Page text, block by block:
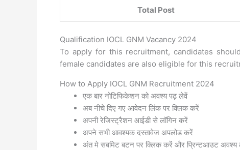
Total Post
Qualification IOCL GNM Vacancy 2024
To apply for this recruitment, candidates
female candidates are also eligible for this
How to Apply IOCL GNM Recruitment 2024
एक बार नोटिफिकेशन को अवश्य पढ़ लेवें
अब नीचे दिए गए आवेदन लिंक पर क्लिक करें
अपनी रेजिस्ट्रैशन आईडी से लॉगिन करें
अपने सभी आवश्यक दस्तावेज अपलोड करें
अंत मे सबमिट बटन पर क्लिक करें और प्रिन्टआउट अवश्य